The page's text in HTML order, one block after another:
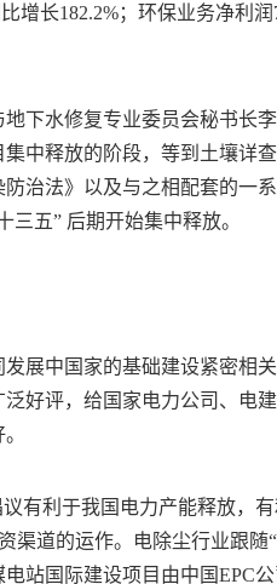
增长182.2%；环保业务净利
下水修复专业委员会秘书长
中释放的阶段，等到土壤详
治法》以及与之相配套的一
三五” 后期开始集中释放。
展中国家的基础建设紧密相
好评，给国家电力公司、电
有利于我国电力产能释放，
渠道的运作。电除尘行业跟随
站国际建设项目由中国EPC